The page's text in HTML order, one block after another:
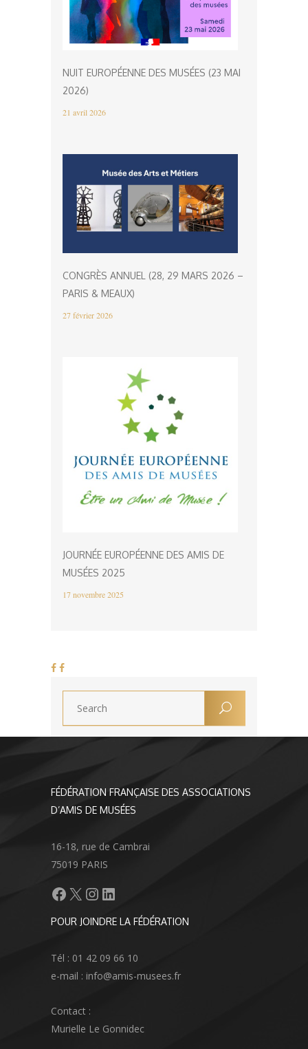
NUIT EUROPÉENNE DES MUSÉES (23 MAI
2026)
21 avril 2026
CONGRÈS ANNUEL (28, 29 MARS 2026 –
PARIS & MEAUX)
27 février 2026
JOURNÉE EUROPÉENNE DES AMIS DE
MUSÉES 2025
17 novembre 2025
FÉDÉRATION FRANÇAISE DES ASSOCIATIONS
D’AMIS DE MUSÉES
16-18, rue de Cambrai
75019 PARIS
Facebook
X Instagram
LinkedIn
POUR JOINDRE LA FÉDÉRATION
Tél : 01 42 09 66 10
e-mail : info@amis-musees.fr
Contact :
Murielle Le Gonnidec